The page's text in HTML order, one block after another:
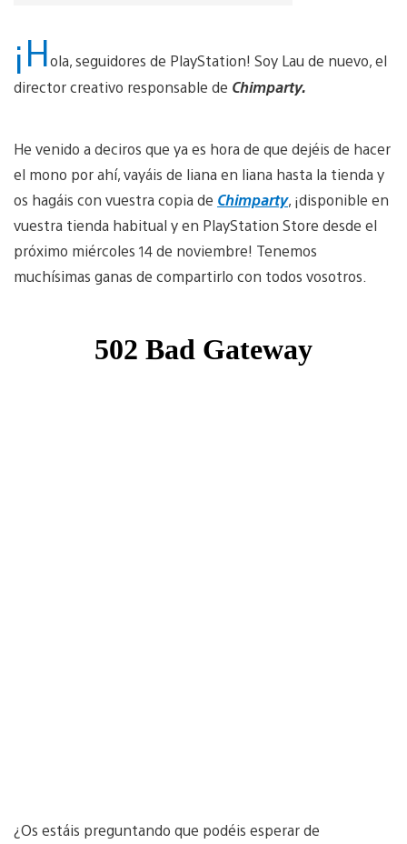
¡Hola, seguidores de PlayStation! Soy Lau de nuevo, el
director creativo responsable de Chimparty.
He venido a deciros que ya es hora de que dejéis de hacer
el mono por ahí, vayáis de liana en liana hasta la tienda y
os hagáis con vuestra copia de Chimparty, ¡disponible en
vuestra tienda habitual y en PlayStation Store desde el
próximo miércoles 14 de noviembre! Tenemos
muchísimas ganas de compartirlo con todos vosotros.
¿Os estáis preguntando que podéis esperar de